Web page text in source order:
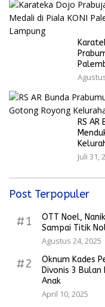
RS
Juli 31,
Post Terpopuler
#1
OTT Noel,
Sampai Titik
Agustus 24, 2025
#2
Oknum Kades
Divonis 3 Bulan
Anak
April 10, 2025